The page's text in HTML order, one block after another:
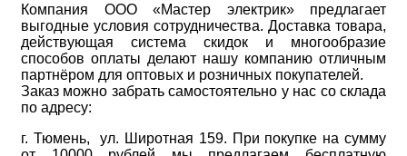
Компания ООО «Мастер электрик» предлагает
выгодные условия сотрудничества. Доставка товара,
действующая система скидок и многообразие
способов оплаты делают нашу компанию отличным
партнёром для оптовых и розничных покупателей.
Заказ можно забрать самостоятельно у нас со склада
по адресу:
г. Тюмень, ул. Широтная 159. При покупке на сумму